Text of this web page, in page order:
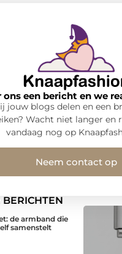
BERICHTEN
de armband die
samenstelt
ons een bericht en we
jouw blogs delen en een
Wacht niet langer en
vandaag nog op
Neem contact op